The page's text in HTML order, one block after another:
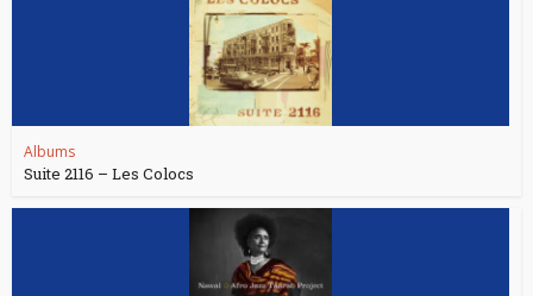
Albums
Suite 2116 – Les Colocs